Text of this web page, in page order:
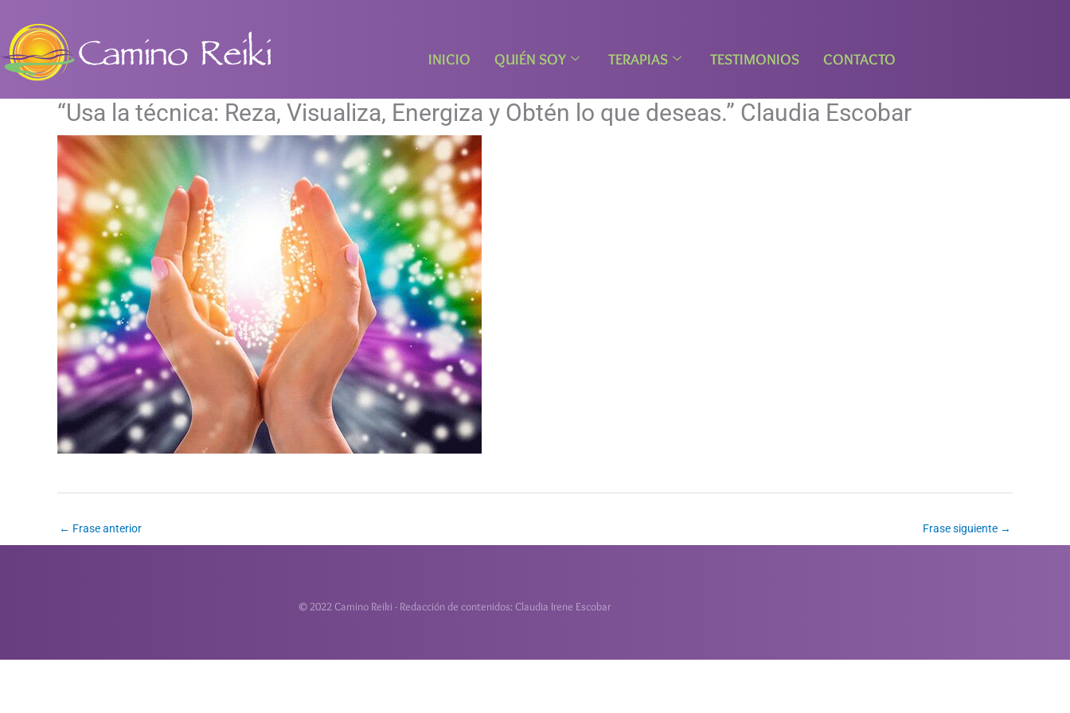
contenido
INICIO QUIÉN SOY TERAPIAS TESTIMONIOS CONTACTO
“Usa la técnica: Reza, Visualiza, Energiza y Obtén lo que deseas.” Claudia Escobar
← Frase anterior Frase siguiente →
© 2022 Camino Reiki - Redacción de contenidos: Claudia Irene Escobar